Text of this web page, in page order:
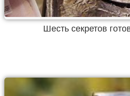
Шесть секретов